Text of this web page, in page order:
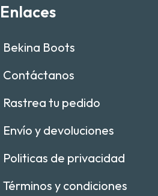
Enlaces
Bekina Boots
Contáctanos
Rastrea tu pedido
Envío y devoluciones
Politicas de privacidad
Términos y condiciones